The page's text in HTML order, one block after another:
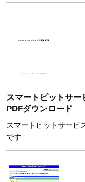
スマートピットサー
PDFダウンロード
スマートピットサービ
です